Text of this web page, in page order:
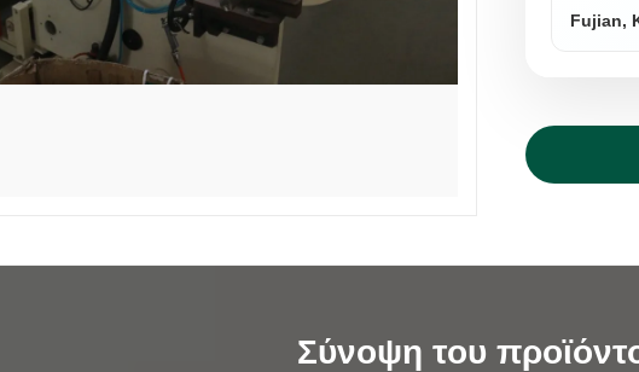
Fujian,
Σύνοψη του